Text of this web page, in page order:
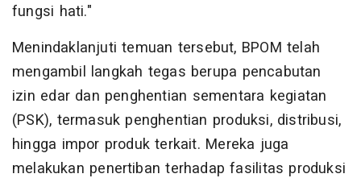
fungsi hati."
Menindaklanjuti temuan tersebut, BPOM telah
mengambil langkah tegas berupa pencabutan
izin edar dan penghentian sementara kegiatan
(PSK), termasuk penghentian produksi, distribusi,
hingga impor produk terkait. Mereka juga
melakukan penertiban terhadap fasilitas produksi